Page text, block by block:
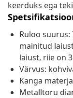
keerduks ega
Ruloo suurus:
mainitud
laiust, riie on
Värvus:
Kanga
Metalltoru